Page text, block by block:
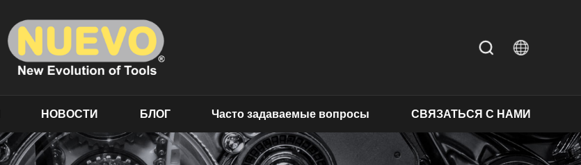
НОВОСТИ БЛОГ Часто задаваемые вопросы СВЯЗАТЬСЯ С НАМИ